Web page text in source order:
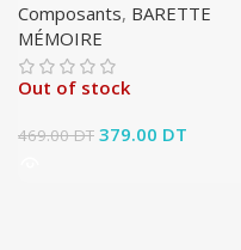
Composants, BARETTE
MÉMOIRE
Out of stock
469.00DT Le prix initial était :
379.00 DT